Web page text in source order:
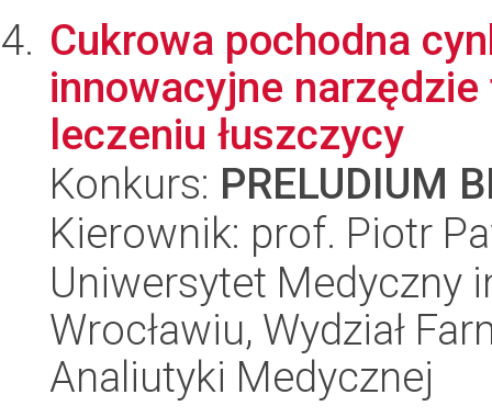
Cukrowa pochodna
innowacyjne
leczeniu łuszczycy
Konkurs: PRELUDIUM
Kierownik: prof. Piotr
Uniwersytet Medyczny
Wrocławiu, Wydział
Analiutyki Medycznej